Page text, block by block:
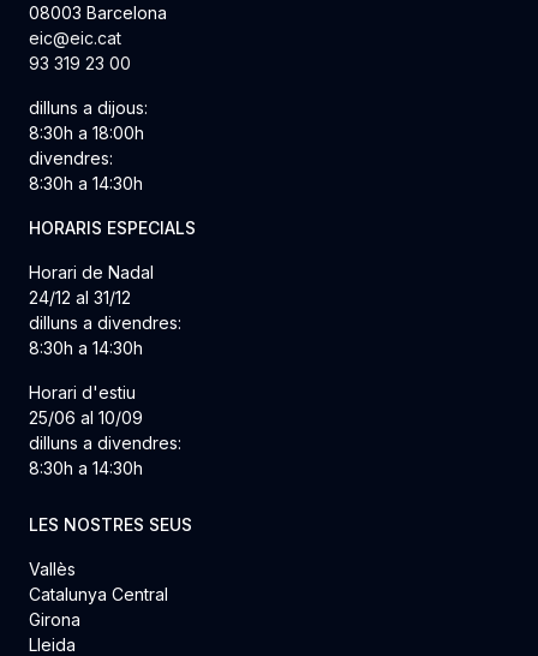
08003 Barcelona
eic@eic.cat
93 319 23 00
dilluns a dijous:
8:30h a 18:00h
divendres:
8:30h a 14:30h
HORARIS ESPECIALS
Horari de Nadal
24/12 al 31/12
dilluns a divendres:
8:30h a 14:30h
Horari d'estiu
25/06 al 10/09
dilluns a divendres:
8:30h a 14:30h
LES NOSTRES SEUS
Vallès
Catalunya Central
Girona
Lleida